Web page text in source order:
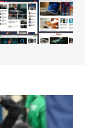
no será
están